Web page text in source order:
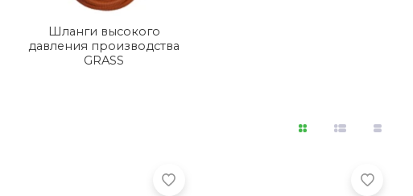
Шланги высокого
давления производства
GRASS